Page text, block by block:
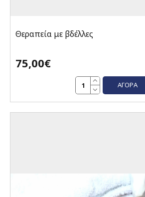
Θεραπεία με βδέλλες
75,00€
ΑΓΟΡΆ